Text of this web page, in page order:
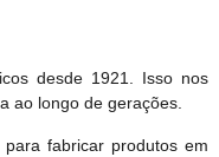
desde 1921. Isso nos
ao longo de gerações.
fabricar produtos em